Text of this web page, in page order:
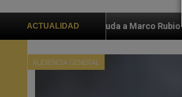
ACTUALIDAD
ayuda a Marco Rubio ante persecución
AUDIENCIA GENERAL